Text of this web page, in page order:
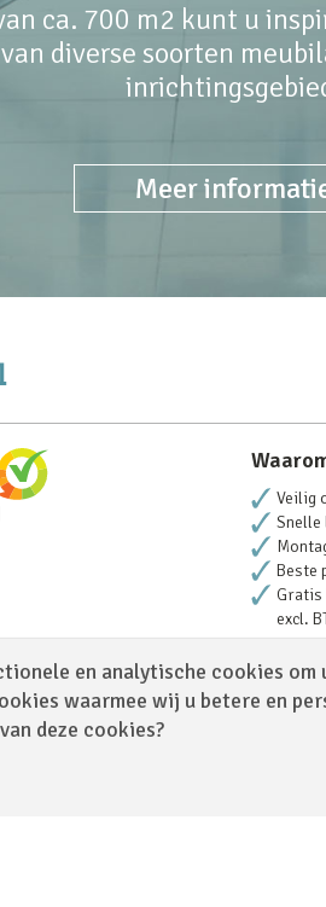
en analytische cookies om
waarmee wij u betere en
deze cookies?
ca. 700 m2 kunt u
diverse soorten
Meer
Veilig
Snelle
Beste
Gratis
excl.